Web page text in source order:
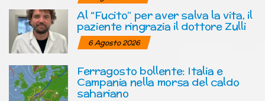
Al “Fucito” per aver salva la vita, il
paziente ringrazia il dottore Zulli
6 Agosto 2026
Ferragosto bollente: Italia e
Campania nella morsa del caldo
sahariano